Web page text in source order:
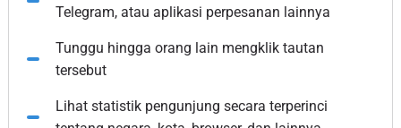
Telegram, atau aplikasi perpesanan lainnya
Tunggu hingga orang lain mengklik tautan
tersebut
Lihat statistik pengunjung secara terperinci